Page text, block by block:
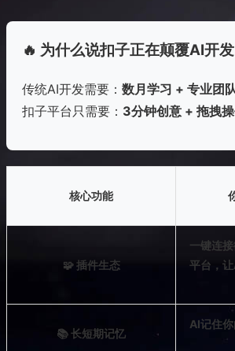
🔥 为什么说扣子正在颠覆AI开发
传统AI开发需要： 数月学习 + 专业团
扣子平台只需要： 3分钟创意 + 拖拽
核心功能
🧩 插件生态
一键连
平台，
📚 长短期记忆
AI记住